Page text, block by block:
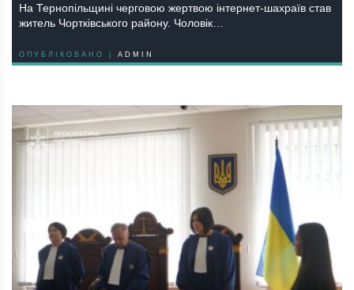
На Тернопільщині черговою жертвою інтернет-шахраїв став
житель Чортківського району. Чоловік…
ОПУБЛІКОВАНО | ADMIN